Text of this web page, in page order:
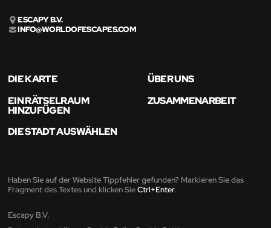
ESCAPY B.V.
INFO@WORLDOFESCAPES.COM
DIE KARTE
ÜBER UNS
EIN RÄTSELRAUM
HINZUFÜGEN
ZUSAMMENARBEIT
DIE STADT AUSWÄHLEN
Haben Sie auf der Website Tippfehler gefunden? Markieren Sie das
Fragment des Textes und klicken SieCtrl+Enter.
Escapy B.V.